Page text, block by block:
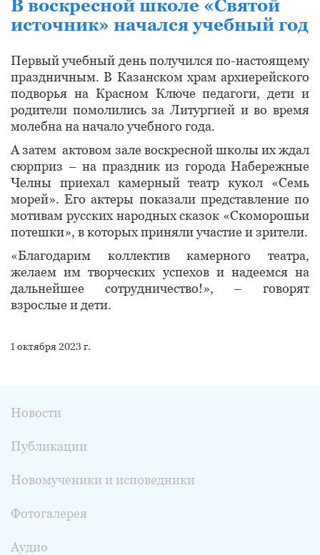
В воскресной школе «Святой
источник» начался учебный год
Первый учебный день получился по-настоящему
праздничным. В Казанском храм архиерейского
подворья на Красном Ключе педагоги, дети и
родители помолились за Литургией и во время
молебна на начало учебного года.
А затем актовом зале воскресной школы их ждал
сюрприз – на праздник из города Набережные
Челны приехал камерный театр кукол «Семь
морей». Его актеры показали представление по
мотивам русских народных сказок «Скоморошьи
потешки», в которых приняли участие и зрители.
«Благодарим коллектив камерного театра,
желаем им творческих успехов и надеемся на
дальнейшее сотрудничество!», – говорят
взрослые и дети.
1 октября 2023 г.
Новости
Публикации
Новомученики и исповедники
Фотогалерея
Аудио